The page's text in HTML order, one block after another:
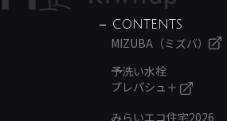
CONTENTS
MIZUBA（ミズバ）
予洗い水栓
プレパシュ＋
みらいエコ住宅2026